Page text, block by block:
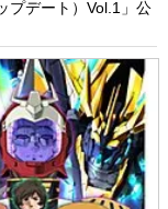
プデート）Vol.1」公